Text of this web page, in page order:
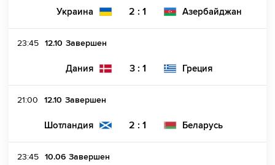
Украина 2 : 1 Азербайджан
23:45 12.10 Завершен
Дания 3 : 1 Греция
21:00 12.10 Завершен
Шотландия 2 : 1 Беларусь
23:45 10.06 Завершен